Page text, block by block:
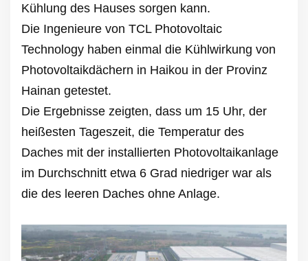
Kühlung des Hauses sorgen kann.
Die Ingenieure von TCL Photovoltaic
Technology haben einmal die Kühlwirkung von
Photovoltaikdächern in Haikou in der Provinz
Hainan getestet.
Die Ergebnisse zeigten, dass um 15 Uhr, der
heißesten Tageszeit, die Temperatur des
Daches mit der installierten Photovoltaikanlage
im Durchschnitt etwa 6 Grad niedriger war als
die des leeren Daches ohne Anlage.